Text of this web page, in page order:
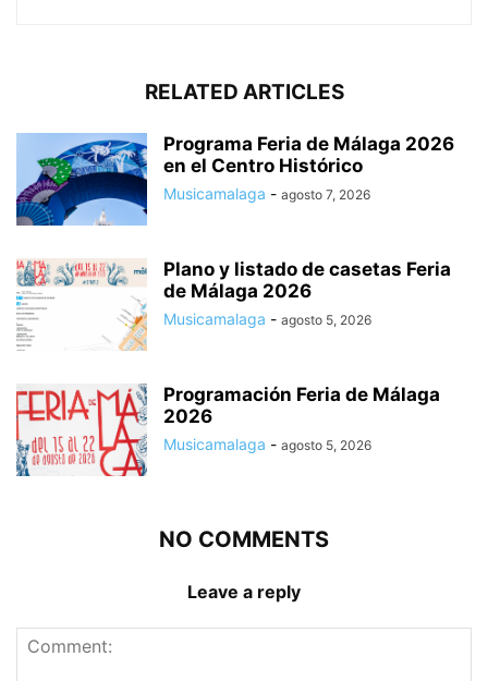
RELATED ARTICLES
Programa Feria de Málaga 2026
en el Centro Histórico
Musicamalaga - agosto 7, 2026
Plano y listado de casetas Feria
de Málaga 2026
Musicamalaga - agosto 5, 2026
Programación Feria de Málaga
2026
Musicamalaga - agosto 5, 2026
NO COMMENTS
Leave a reply